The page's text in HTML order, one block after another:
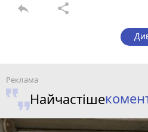
reply share
Найчастіше